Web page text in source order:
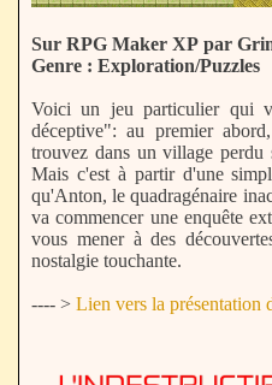
Sur RPG Maker XP par
Genre : Exploration/Puzzles
Voici un jeu particulier qui
déceptive": au premier
trouvez dans un village
Mais c'est à partir d'une
qu'Anton, le quadragénaire
va commencer une enquête
vous mener à des
nostalgie touchante.
---- > Lien vers la présentation